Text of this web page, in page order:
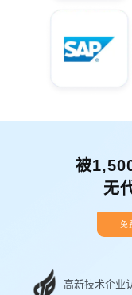
被
无
免
高新技术企业